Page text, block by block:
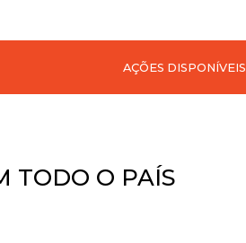
AÇÕES DISPONÍVEIS
TODO O PAÍS